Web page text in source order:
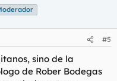
#5
sino de la
de Rober Bodegas